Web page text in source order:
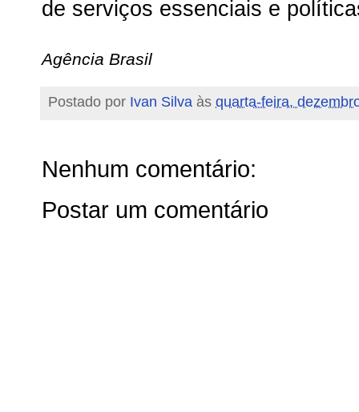
de serviços essenciais e
Agência Brasil
Postado por Ivan Silva às quarta-feira,
Nenhum comentário:
Postar um comentário